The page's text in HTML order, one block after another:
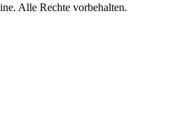
Alle Rechte vorbehalten.